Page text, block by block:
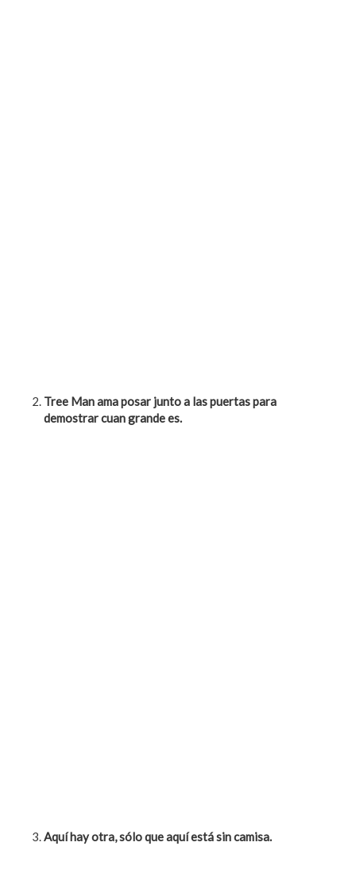
Tree Man ama posar junto a las puertas para
demostrar cuan grande es.
Aquí hay otra, sólo que aquí está sin camisa.